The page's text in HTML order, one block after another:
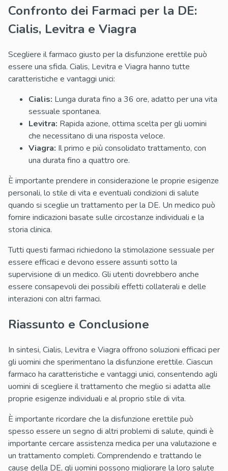
Confronto dei Farmaci per la DE:
Cialis, Levitra e Viagra
Scegliere il farmaco giusto per la disfunzione erettile può
essere una sfida. Cialis, Levitra e Viagra hanno tutte
caratteristiche e vantaggi unici:
Cialis: Lunga durata fino a 36 ore, adatto per una vita
sessuale spontanea.
Levitra: Rapida azione, ottima scelta per gli uomini
che necessitano di una risposta veloce.
Viagra: Il primo e più consolidato trattamento, con
una durata fino a quattro ore.
È importante prendere in considerazione le proprie esigenze
personali, lo stile di vita e eventuali condizioni di salute
quando si sceglie un trattamento per la DE. Un medico può
fornire indicazioni basate sulle circostanze individuali e la
storia clinica.
Tutti questi farmaci richiedono la stimolazione sessuale per
essere efficaci e devono essere assunti sotto la
supervisione di un medico. Gli utenti dovrebbero anche
essere consapevoli dei possibili effetti collaterali e delle
interazioni con altri farmaci.
Riassunto e Conclusione
In sintesi, Cialis, Levitra e Viagra offrono soluzioni efficaci per
gli uomini che sperimentano la disfunzione erettile. Ciascun
farmaco ha caratteristiche e vantaggi unici, consentendo agli
uomini di scegliere il trattamento che meglio si adatta alle
proprie esigenze individuali e al proprio stile di vita.
È importante ricordare che la disfunzione erettile può
spesso essere un segno di altri problemi di salute, quindi è
importante cercare assistenza medica per una valutazione e
un trattamento completi. Comprendendo e trattando le
cause della DE, gli uomini possono migliorare la loro salute